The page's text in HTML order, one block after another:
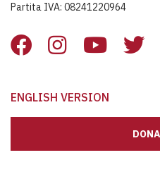
Partita IVA: 08241220964
ENGLISH VERSION